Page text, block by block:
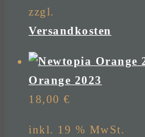
zzgl.
Versandkosten
Orange 2023
18,00 €
inkl. 19 % MwSt.